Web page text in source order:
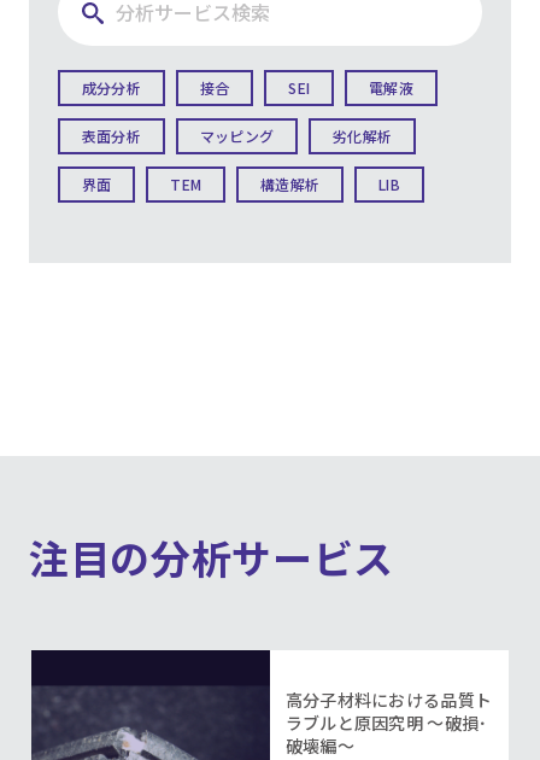
成分分析 接合 SEI 電解液
表面分析 マッピング 劣化解析
界面 TEM 構造解析 LIB
注目の分析サービス
高分子材料における品質ト
ラブルと原因究明 ～破損･
破壊編～